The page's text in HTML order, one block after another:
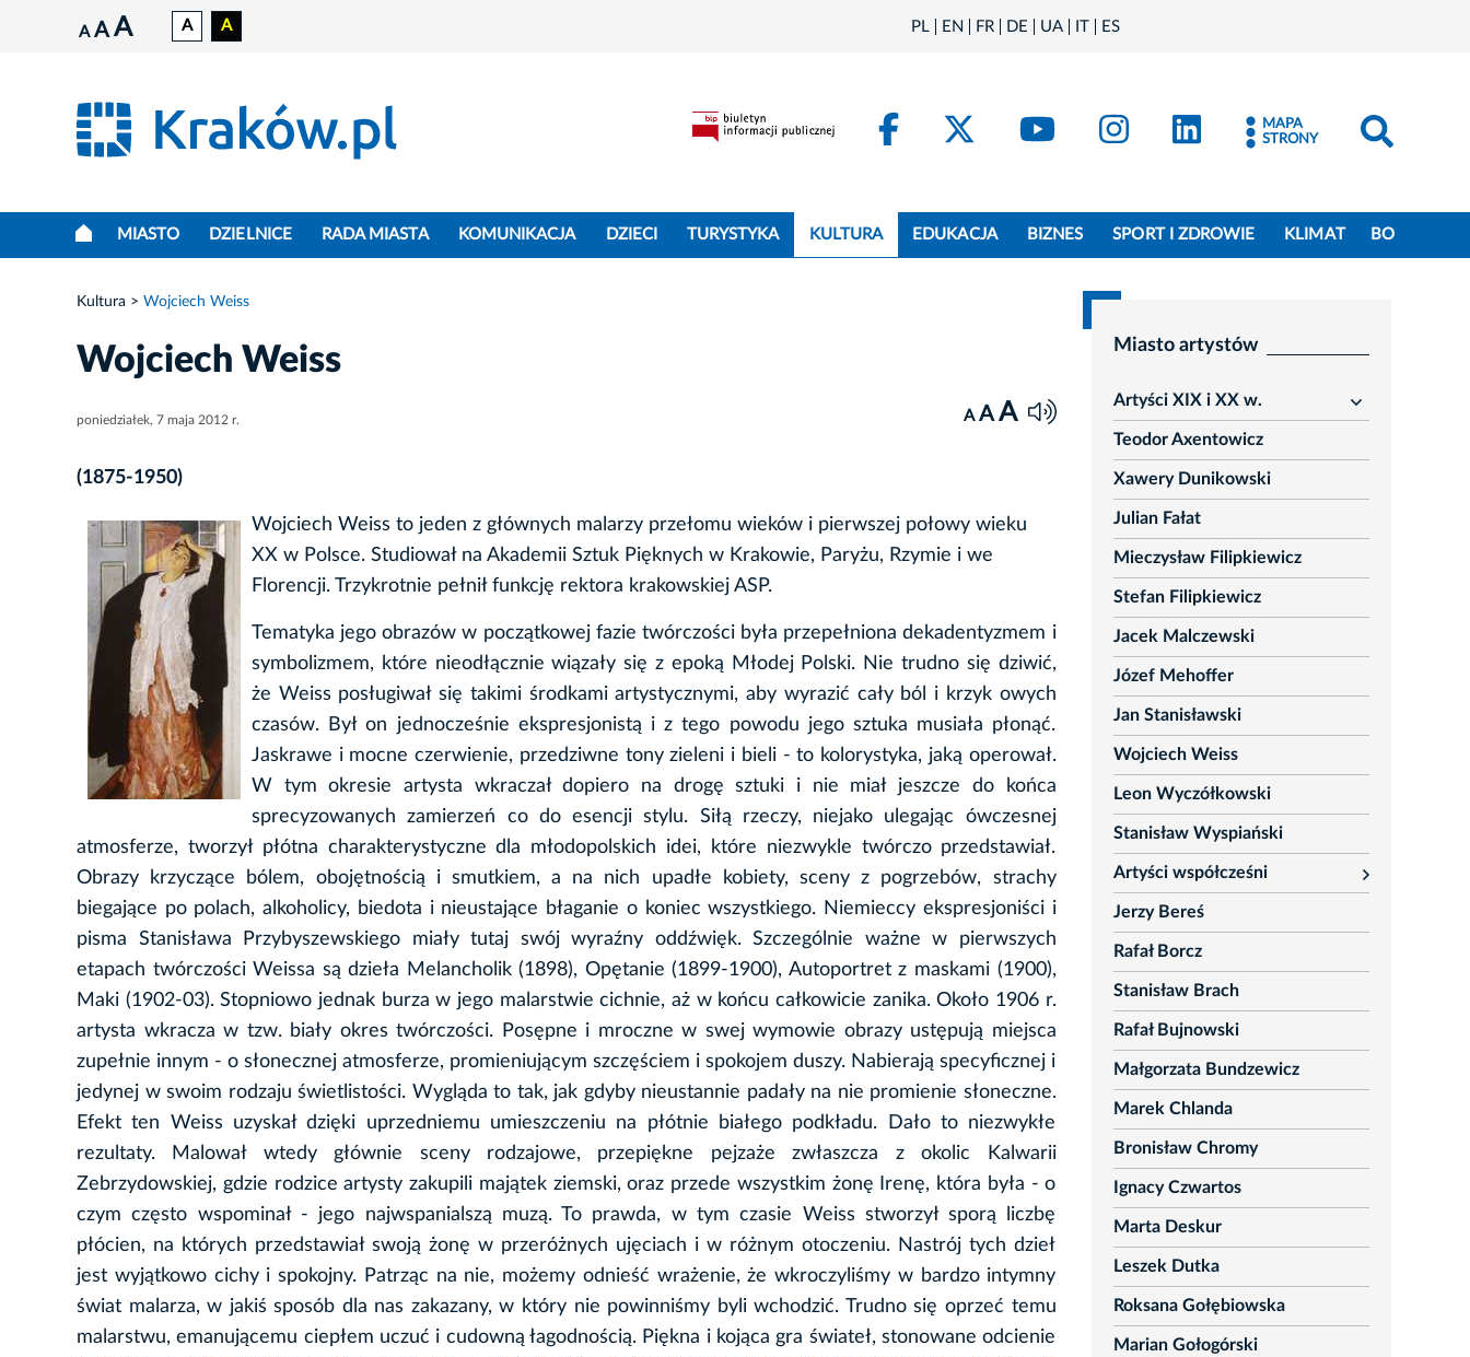
A A A A A PL EN FR DE UA IT ES
FacebookKraków - X
Kraków - YouTube
Kraków - Instagram
Kraków - LinkedIn
MAPA
STRONY
MIASTO DZIELNICE RADA MIASTA KOMUNIKACJA DZIECI TURYSTYKA KULTURA EDUKACJA BIZNES SPORT I ZDROWIE KLIMAT BO
Kultura Wojciech Weiss
Wojciech Weiss
poniedziałek, 7 maja 2012 r. A A A
(1875-1950)
Wojciech Weiss to jeden z głównych malarzy przełomu wieków i pierwszej połowy wieku
XX w Polsce. Studiował na Akademii Sztuk Pięknych w Krakowie, Paryżu, Rzymie i we
Florencji. Trzykrotnie pełnił funkcję rektora krakowskiej ASP.
Tematyka jego obrazów w początkowej fazie twórczości była przepełniona dekadentyzmem i
symbolizmem, które nieodłącznie wiązały się z epoką Młodej Polski. Nie trudno się dziwić,
że Weiss posługiwał się takimi środkami artystycznymi, aby wyrazić cały ból i krzyk owych
czasów. Był on jednocześnie ekspresjonistą i z tego powodu jego sztuka musiała płonąć.
Jaskrawe i mocne czerwienie, przedziwne tony zieleni i bieli - to kolorystyka, jaką operował.
W tym okresie artysta wkraczał dopiero na drogę sztuki i nie miał jeszcze do końca
sprecyzowanych zamierzeń co do esencji stylu. Siłą rzeczy, niejako ulegając ówczesnej
atmosferze, tworzył płótna charakterystyczne dla młodopolskich idei, które niezwykle twórczo przedstawiał.
Obrazy krzyczące bólem, obojętnością i smutkiem, a na nich upadłe kobiety, sceny z pogrzebów, strachy
biegające po polach, alkoholicy, biedota i nieustające błaganie o koniec wszystkiego. Niemieccy ekspresjoniści i
pisma Stanisława Przybyszewskiego miały tutaj swój wyraźny oddźwięk. Szczególnie ważne w pierwszych
etapach twórczości Weissa są dzieła Melancholik (1898), Opętanie (1899-1900), Autoportret z maskami (1900),
Maki (1902-03). Stopniowo jednak burza w jego malarstwie cichnie, aż w końcu całkowicie zanika. Około 1906 r.
artysta wkracza w tzw. biały okres twórczości. Posępne i mroczne w swej wymowie obrazy ustępują miejsca
zupełnie innym - o słonecznej atmosferze, promieniującym szczęściem i spokojem duszy. Nabierają specyficznej i
jedynej w swoim rodzaju świetlistości. Wygląda to tak, jak gdyby nieustannie padały na nie promienie słoneczne.
Efekt ten Weiss uzyskał dzięki uprzedniemu umieszczeniu na płótnie białego podkładu. Dało to niezwykłe
rezultaty. Malował wtedy głównie sceny rodzajowe, przepiękne pejzaże zwłaszcza z okolic Kalwarii
Zebrzydowskiej, gdzie rodzice artysty zakupili majątek ziemski, oraz przede wszystkim żonę Irenę, która była - o
czym często wspominał - jego najwspanialszą muzą. To prawda, w tym czasie Weiss stworzył sporą liczbę
płócien, na których przedstawiał swoją żonę w przeróżnych ujęciach i w różnym otoczeniu. Nastrój tych dzieł
jest wyjątkowo cichy i spokojny. Patrząc na nie, możemy odnieść wrażenie, że wkroczyliśmy w bardzo intymny
świat malarza, w jakiś sposób dla nas zakazany, w który nie powinniśmy byli wchodzić. Trudno się oprzeć temu
malarstwu, emanującemu ciepłem uczuć i cudowną łagodnością. Piękna i kojąca gra świateł, stonowane odcienie
Miasto artystów
Artyści XIX i XX w.
rozwiń
Teodor Axentowicz
Xawery Dunikowski
Julian Fałat
Mieczysław Filipkiewicz
Stefan Filipkiewicz
Jacek Malczewski
Józef Mehoffer
Jan Stanisławski
Wojciech Weiss
Leon Wyczółkowski
Stanisław Wyspiański
Artyści współcześni
rozwiń
Jerzy Bereś
Rafał Borcz
Stanisław Brach
Rafał Bujnowski
Małgorzata Bundzewicz
Marek Chlanda
Bronisław Chromy
Ignacy Czwartos
Marta Deskur
Leszek Dutka
Roksana Gołębiowska
Marian Gołogórski